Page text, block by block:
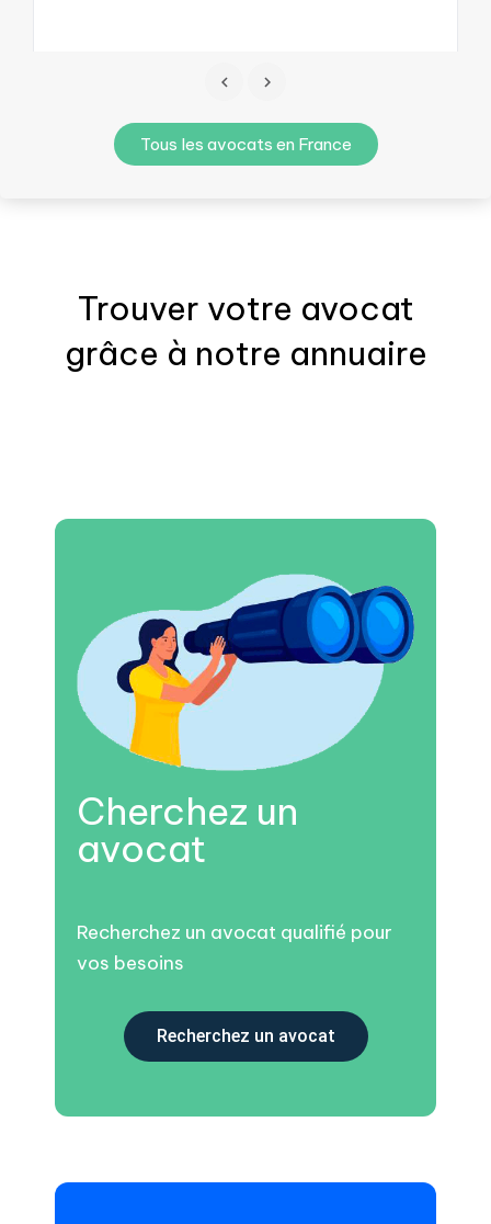
Tous les avocats en France
Trouver votre avocat
grâce à notre annuaire
Cherchez un
avocat
Recherchez un avocat qualifié pour
vos besoins
Recherchez un avocat